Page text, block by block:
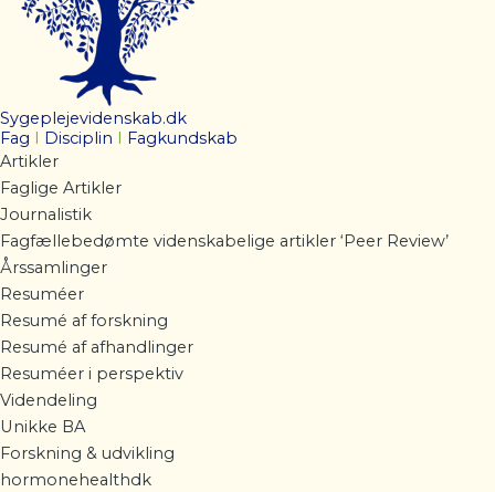
Sygeplejevidenskab.dk
Fag
Disciplin
Fagkundskab
Artikler
Faglige Artikler
Journalistik
Fagfællebedømte videnskabelige artikler ‘Peer Review’
Årssamlinger
Resuméer
Resumé af forskning
Resumé af afhandlinger
Resuméer i perspektiv
Videndeling
Unikke BA
Forskning & udvikling
hormonehealthdk